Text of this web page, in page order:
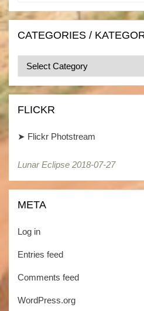
CATEGORIES /
Categories
/
Kategorien
FLICKR
➤ Flickr Photstream
Lunar Eclipse 2018-07-27
Lunar Eclipse 2018-07-27
META
Log in
Entries feed
Comments feed
WordPress.org